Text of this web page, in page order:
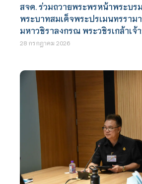
สจด. ร่วมถวายพระพรหน้าพระบ
พระบาทสมเด็จพระปรเมนทรราม
มหาวชิราลงกรณ พระวชิรเกล้าเจ้
28 กรกฎาคม 2026